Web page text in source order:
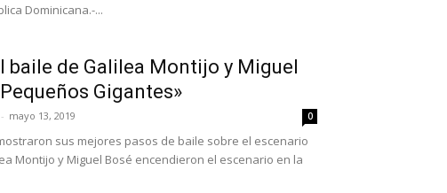
Dominicana.-...
baile de Galilea Montijo y Miguel
Gigantes»
- mayo 13, 2019 0
sus mejores pasos de baile sobre el escenario
Montijo y Miguel Bosé encendieron el escenario en la